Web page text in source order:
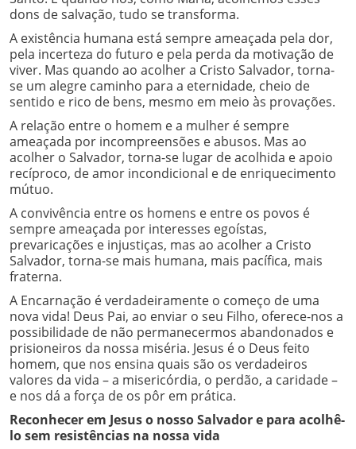
dons de salvação, tudo se transforma.
A existência humana está sempre ameaçada pela dor,
pela incerteza do futuro e pela perda da motivação de
viver. Mas quando ao acolher a Cristo Salvador, torna-
se um alegre caminho para a eternidade, cheio de
sentido e rico de bens, mesmo em meio às provações.
A relação entre o homem e a mulher é sempre
ameaçada por incompreensões e abusos. Mas ao
acolher o Salvador, torna-se lugar de acolhida e apoio
recíproco, de amor incondicional e de enriquecimento
mútuo.
A convivência entre os homens e entre os povos é
sempre ameaçada por interesses egoístas,
prevaricações e injustiças, mas ao acolher a Cristo
Salvador, torna-se mais humana, mais pacífica, mais
fraterna.
A Encarnação é verdadeiramente o começo de uma
nova vida! Deus Pai, ao enviar o seu Filho, oferece-nos a
possibilidade de não permanecermos abandonados e
prisioneiros da nossa miséria. Jesus é o Deus feito
homem, que nos ensina quais são os verdadeiros
valores da vida – a misericórdia, o perdão, a caridade –
e nos dá a força de os pôr em prática.
Reconhecer em Jesus o nosso Salvador e para acolhê-
lo sem resistências na nossa vida